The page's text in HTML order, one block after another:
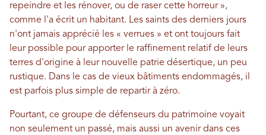
repeindre et les rénover, ou de raser cette horreur »,
comme l'a écrit un habitant. Les saints des derniers jours
n'ont jamais apprécié les « verrues » et ont toujours fait
leur possible pour apporter le raffinement relatif de leurs
terres d'origine à leur nouvelle patrie désertique, un peu
rustique. Dans le cas de vieux bâtiments endommagés, il
est parfois plus simple de repartir à zéro.
Pourtant, ce groupe de défenseurs du patrimoine voyait
non seulement un passé, mais aussi un avenir dans ces